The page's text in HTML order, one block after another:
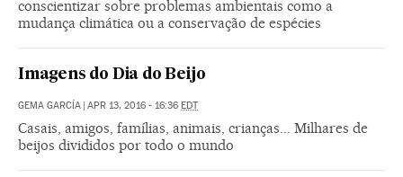
conscientizar sobre problemas ambientais como a
mudança climática ou a conservação de espécies
Imagens do Dia do Beijo
GEMA GARCÍA APR 13, 2016 - 16:36 EDT
Casais, amigos, famílias, animais, crianças... Milhares de
beijos divididos por todo o mundo